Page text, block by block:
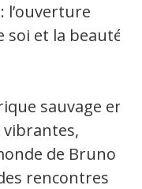
l’ouverture
soi et la beauté
sauvage en
vibrantes,
de Bruno
rencontres